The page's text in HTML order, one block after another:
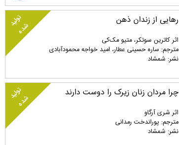
رهایی از زندان ذهن
اثر کاترین سوتکر، متیو مک‌کی
مترجم: ساره حسینی عطار، امید خواجه محمودآبادی
نشر: شمشاد
تولید
شده
چرا مردان زنان زیرک را دوست دارند
اثر شری آرگاو
مترجم: پوراندخت رمدانی
نشر: شمشاد
تولید
شده